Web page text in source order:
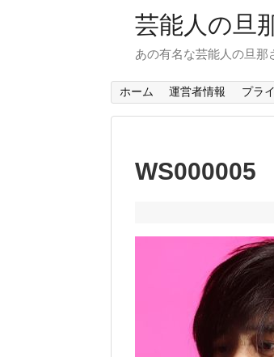
芸能人の旦
あの有名な芸能人の旦那
ホーム 運営者情報 プラ
WS000005